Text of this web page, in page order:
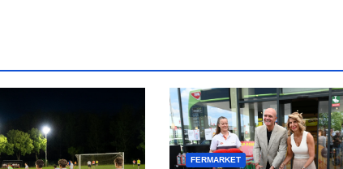
FERMARKET